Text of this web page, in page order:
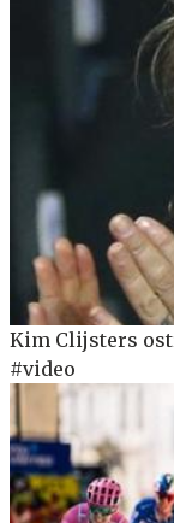
Kim Clijsters
#video